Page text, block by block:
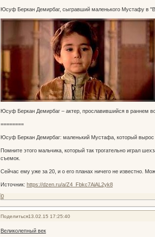
Юсуф Беркан Демирбаг, сыгравший маленького Мустафу в
Юсуф Беркан Демирбаг – актер, прославившийся в раннем
========
Юсуф Беркан Демирбаг: маленький Мустафа, который вырос
Помните этого мальчика, который так трогательно играл
съемок.
Сейчас ему уже за 20, и о его планах ничего не известно.
Источник: https://dzen.ru/a/Z4_Fbkc7AiAL2yk8
0
Поделиться13.02.15 17:25:40
Великолепный век